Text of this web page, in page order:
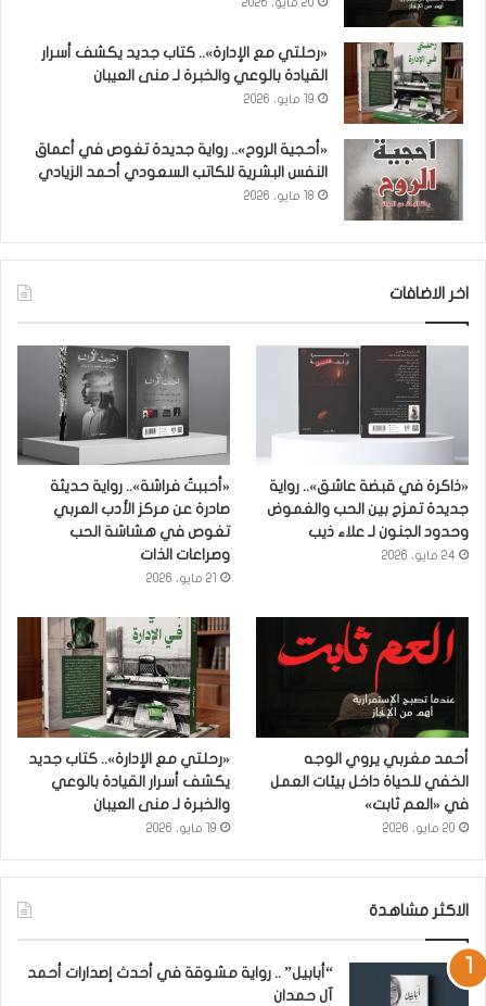
20 مايو، 2026
«رحلتي مع الإدارة».. كتاب جديد يكشف أسرار
القيادة بالوعي والخبرة لـ منى العيبان
19 مايو، 2026
«أحجية الروح».. رواية جديدة تغوص في أعماق
النفس البشرية للكاتب السعودي أحمد الزيادي
18 مايو، 2026
اخر الاضافات
«ذاكرة في قبضة عاشق».. رواية
جديدة تمزج بين الحب والغموض
وحدود الجنون لـ علاء ذيب
24 مايو، 2026
«أحببتُ فراشة».. رواية حديثة
صادرة عن مركز الأدب العربي
تغوص في هشاشة الحب
وصراعات الذات
21 مايو، 2026
أحمد مغربي يروي الوجه
الخفي للحياة داخل بيئات العمل
في «العم ثابت»
20 مايو، 2026
«رحلتي مع الإدارة».. كتاب جديد
يكشف أسرار القيادة بالوعي
والخبرة لـ منى العيبان
19 مايو، 2026
الاكثر مشاهدة
“أبابيل” .. رواية مشوقة في أحدث إصدارات أحمد
آل حمدان